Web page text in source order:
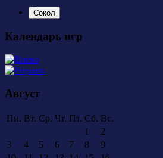
Сокол
Календарь игр
Август
Пн. Вт. Ср. Чт. Пт. Сб. Вс.
1
2
3
4 5 6 7 8
9